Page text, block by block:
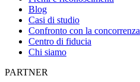
Blog
Casi di studio
Confronto con la concorrenza
Centro di fiducia
Chi siamo
PARTNER